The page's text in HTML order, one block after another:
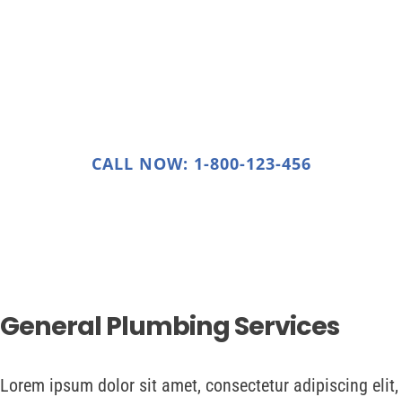
CALL NOW: 1-800-123-456
General Plumbing Services
Lorem ipsum dolor sit amet, consectetur adipiscing elit,